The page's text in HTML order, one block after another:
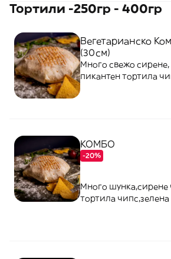
Тортили -250гр - 400гр
Вегетарианско
(30см)
Много свежо
пикантен тортила
КОМБО
-20%
Много шунка,сирене
тортила